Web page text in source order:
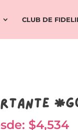
CLUB DE
$4,534